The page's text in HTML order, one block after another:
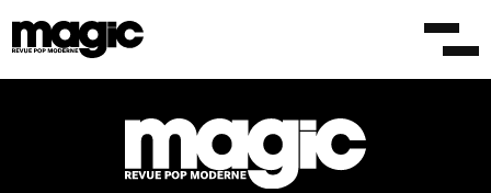
9 avril 2014